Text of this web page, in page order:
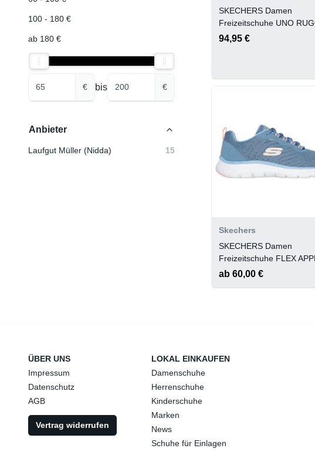
100 - 180 €
ab 180 €
€ bis €
Anbieter
Laufgut Müller (Nidda) 15
SKECHERS Damen
Freizeitschuhe UNO
- FALL AIR
94,95 €
Skechers
SKECHERS Damen
Freizeitschuhe FLEX
5.0-NEW PATH
ab 60,00 €
ÜBER UNS
Impressum
Datenschutz
AGB
Vertrag widerrufen
LOKAL EINKAUFEN
Damenschuhe
Herrenschuhe
Kinderschuhe
Marken
News
Schuhe für Einlagen